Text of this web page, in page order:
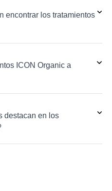
encontrar los tratamientos
ICON Organic a
destacan en los